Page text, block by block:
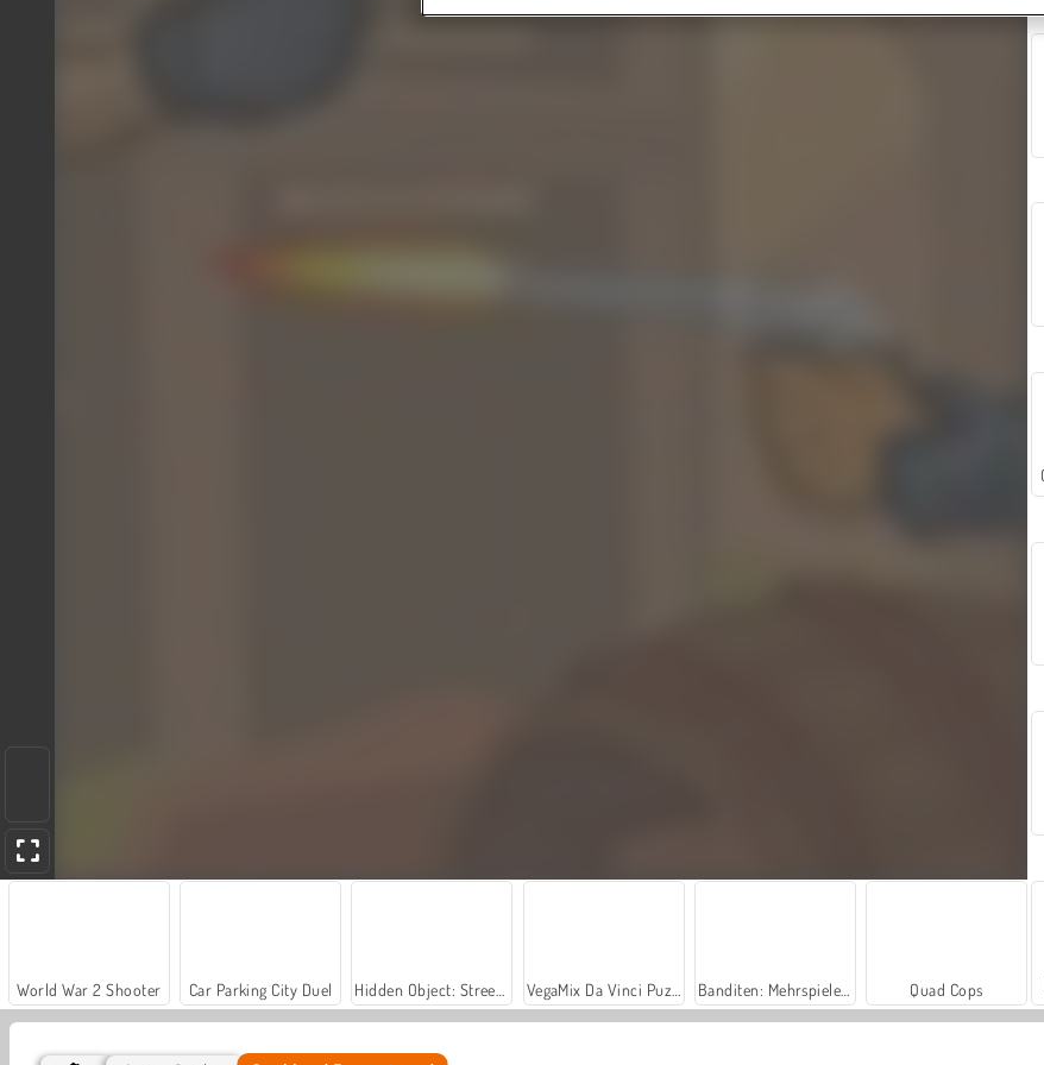
World War 2 Shooter Car Parking City Duel Quad Cops